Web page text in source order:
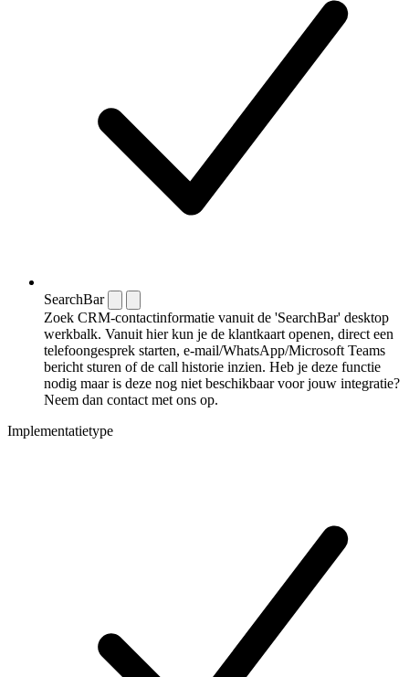
SearchBar
Zoek CRM-contactinformatie vanuit de 'SearchBar' desktop
werkbalk. Vanuit hier kun je de klantkaart openen, direct een
telefoongesprek starten, e-mail/WhatsApp/Microsoft Teams
bericht sturen of de call historie inzien. Heb je deze functie
nodig maar is deze nog niet beschikbaar voor jouw integratie?
Neem dan contact met ons op.
Implementatietype